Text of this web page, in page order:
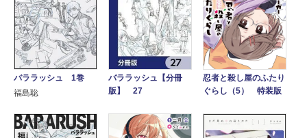
バララッシュ 1巻
福島聡
バララッシュ【分冊
版】 27
忍者と殺し屋のふたり
ぐらし（5） 特装版